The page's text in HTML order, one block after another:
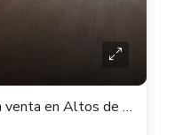
Apartamento 1 dormitorio en venta en Altos de Rio Negro – Centro Montevideo